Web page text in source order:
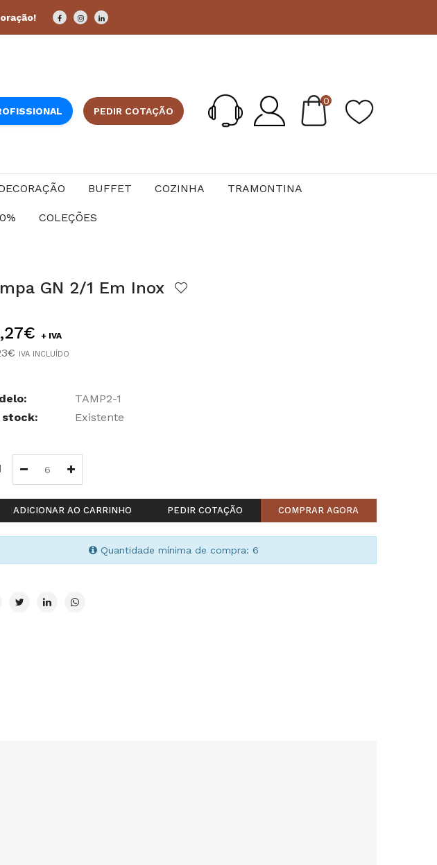
PEDIR COTAÇÃO
0
BUFFET COZINHA TRAMONTINA
COLEÇÕES
GN 2/1 Em Inox
+ IVA
IVA INCLUÍDO
TAMP2-1
stock:
Existente
ADICIONAR AO CARRINHO PEDIR COTAÇÃO COMPRAR AGORA
Quantidade mínima de compra: 6